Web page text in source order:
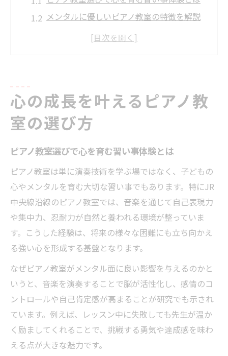
メンタルに優しいピアノ教室の特徴を解説
JR中央線沿線で安心できるピアノ教室探し
方
JR中央線沿線で注目のメンタルケア教室
ピアノ教室で実感するメンタルケアの効果
とは
JR中央線沿線のピアノ教室が注目される理
由
メンタル面を重視したピアノ教室選びの新
基準
子どもの心を守るピアノ教室の取り組み事
例
安心して通えるピアノ教室の選び方を伝授
ピアノ教室がもたらす精神安定の効果とは
ピアノ教室が心に与える安定効果の理由と
は
メンタル向上に役立つピアノ教室の指導法
ピアノ教室で感情コントロール力を高める
心の成長を叶えるピアノ教
室の選び方
ピアノ教室選びで心を育む習い事体験とは
ピアノ教室は単に演奏技術を学ぶ場ではなく、子どもの
心やメンタルを育む大切な習い事でもあります。特にJR
中央線沿線のピアノ教室では、音楽を通じて自己表現力
や集中力、忍耐力が自然と養われる環境が整っていま
す。こうした経験は、将来の様々な困難にも立ち向かえ
る強い心を形成する基盤となります。
なぜピアノ教室がメンタル面に良い影響を与えるのかと
いうと、音楽を演奏することで脳が活性化し、感情のコ
ントロールや自己肯定感が高まることが研究でも示され
ています。例えば、レッスン中に失敗しても先生が温か
く励ましてくれることで、挑戦する勇気や達成感を味わ
える点が大きな魅力です。